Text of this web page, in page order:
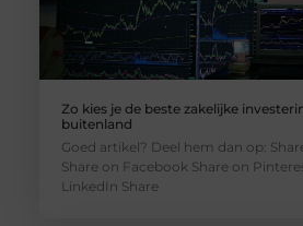
Zo kies je de beste zakelijke
buitenland
Goed artikel? Deel hem dan op:
Share on Facebook Share on
LinkedIn Share